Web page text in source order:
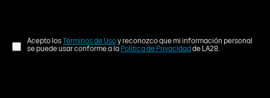
Acepto losTérminos de Usoy reconozco que mi información personal
se puede usar conforme a la Política de Privacidadde LA28.